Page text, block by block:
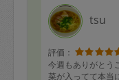
tsu
評価：
今週もありがとう
菜が入ってて本当